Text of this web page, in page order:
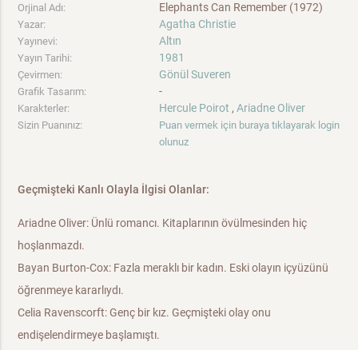
Orjinal Adı: Elephants Can Remember (1972)
Yazar: Agatha Christie
Yayınevi: Altın
Yayın Tarihi: 1981
Çevirmen: Gönül Suveren
Grafik Tasarım: -
Karakterler: Hercule Poirot ,Ariadne Oliver
Sizin Puanınız:
Puan vermek için buraya tıklayarak login
olunuz
Geçmişteki Kanlı Olayla İlgisi Olanlar:
Ariadne Oliver: Ünlü romancı. Kitaplarının övülmesinden hiç
hoşlanmazdı.
Bayan Burton-Cox: Fazla meraklı bir kadın. Eski olayın içyüzünü
öğrenmeye kararlıydı.
Celia Ravenscorft: Genç bir kız. Geçmişteki olay onu
endişelendirmeye başlamıştı.